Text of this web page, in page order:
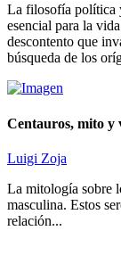
La filosofía política
esencial para la
descontento que
búsqueda de los
Centauros, mito y
Luigi Zoja
La mitología sobre
masculina. Estos
relación...